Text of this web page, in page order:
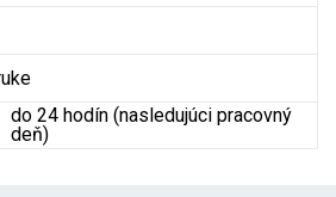
do 24 hodín (nasledujúci pracovný
deň)